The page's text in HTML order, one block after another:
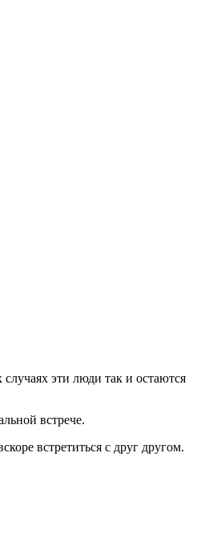
эти люди так и остаются
встрече.
встретиться с друг другом.